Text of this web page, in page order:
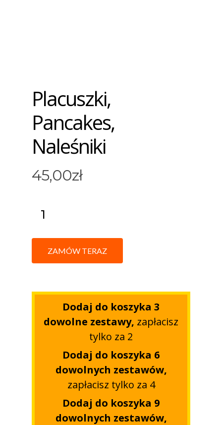
Placuszki,
Pancakes,
Naleśniki
45,00zł
ZAMÓW TERAZ
Dodaj do koszyka 3
dowolne zestawy, zapłacisz
tylko za 2
Dodaj do koszyka 6
dowolnych zestawów,
zapłacisz tylko za 4
Dodaj do koszyka 9
dowolnych zestawów,